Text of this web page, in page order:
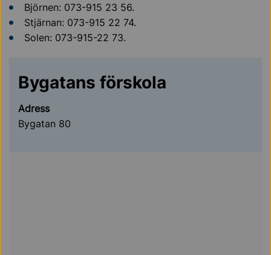
Björnen: 073-915 23 56.
Stjärnan: 073-915 22 74.
Solen: 073-915-22 73.
Bygatans förskola
Adress
Bygatan 80